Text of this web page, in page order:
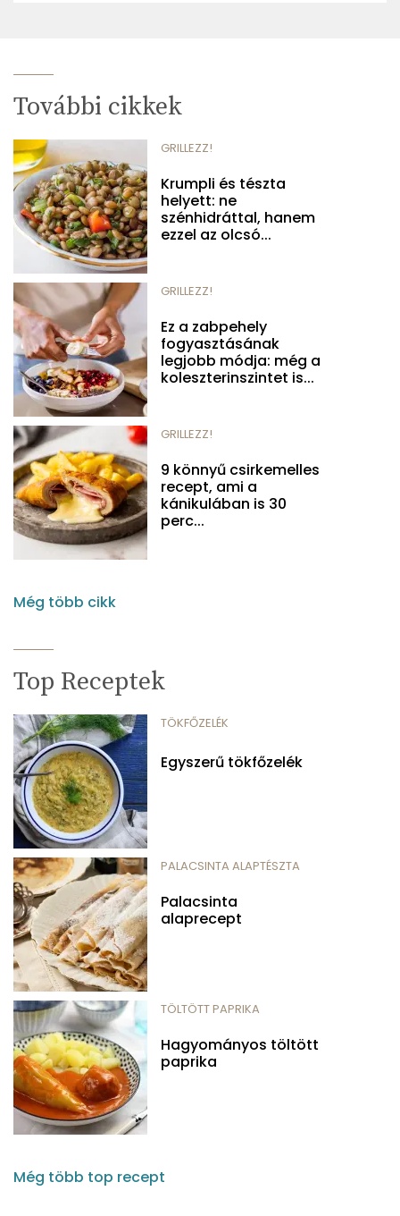
További cikkek
GRILLEZZ!
Krumpli és tészta
helyett: ne
szénhidráttal, hanem
ezzel az olcsó...
GRILLEZZ!
Ez a zabpehely
fogyasztásának
legjobb módja: még a
koleszterinszintet is...
GRILLEZZ!
9 könnyű csirkemelles
recept, ami a
kánikulában is 30
perc...
Még több cikk
Top Receptek
TÖKFŐZELÉK
Egyszerű tökfőzelék
PALACSINTA ALAPTÉSZTA
Palacsinta
alaprecept
TÖLTÖTT PAPRIKA
Hagyományos töltött
paprika
Még több top recept